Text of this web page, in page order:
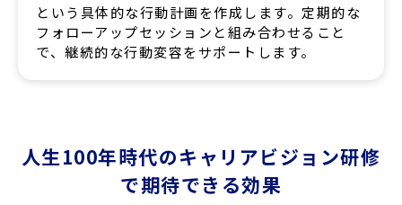
という具体的な行動計画を作成します。定期的な
フォローアップセッションと組み合わせること
で、継続的な行動変容をサポートします。
人生100年時代のキャリアビジョン研修
で期待できる効果